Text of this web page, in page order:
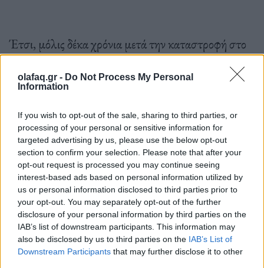
olafaq.gr - Do Not Process My Personal
Information
If you wish to opt-out of the sale, sharing to third parties, or
processing of your personal or sensitive information for
targeted advertising by us, please use the below opt-out
section to confirm your selection. Please note that after your
opt-out request is processed you may continue seeing
interest-based ads based on personal information utilized by
us or personal information disclosed to third parties prior to
your opt-out. You may separately opt-out of the further
disclosure of your personal information by third parties on the
IAB’s list of downstream participants. This information may
also be disclosed by us to third parties on the IAB’s List of
Downstream Participants that may further disclose it to other
Έτσι, μόλις δέκα χρόνια μετά την καταστροφή στο
Λόικ, η ποικιλομορφία των ειδών ήταν σημαντικά
μεγαλύτερη από ό,τι στο διασωθέν γειτονικό μικτό
επίσης εννέα φορές περισσότερα -απειλούμενα
μάλιστα με εξαφάνιση- είδη εντόμων από ό,τι στο
γειτονικό δάσος που δεν κάηκε: άγριες μέλισσες,
ακρίδες και σημαντικοί άποικοι νεκρού ξύλου όπως
τοσκαθάρι«Sericoda quadripunctatum», το
οποίο τρέφεται με έντομα που ζουν κάτω από
απανθρακωμένο φλοιό. «Αυτό είναι ίσως το
ελαφρώς θετικό μήνυμα των πύρινων